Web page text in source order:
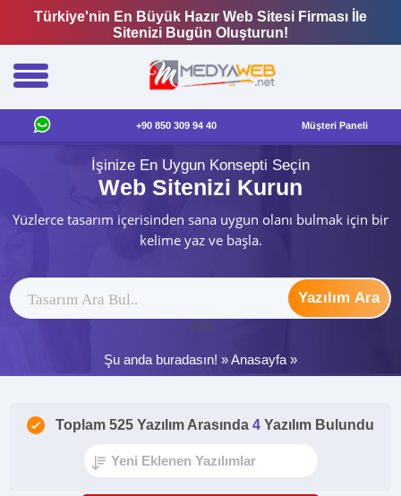
Türkiye'nin En Büyük Hazır Web Sitesi Firması İle
Sitenizi Bugün Oluşturun!
+90 850 309 94 40 Müşteri Paneli
İşinize En Uygun Konsepti Seçin
Web Sitenizi Kurun
Yüzlerce tasarım içerisinden sana uygun olanı bulmak için bir
kelime yaz ve başla.
Yazılım Ara
ytag
Şu anda buradasın! »Anasayfa »
Toplam 525 Yazılım Arasında 4 Yazılım Bulundu